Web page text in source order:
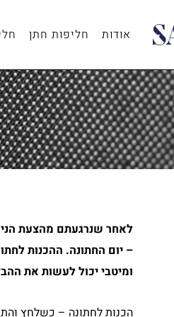
אודות חליפות חתן
לאחר שנרגעתם מהצעת
– יום החתונה. ההכנות
ומיטבי יכול לעשות את
הכנות לחתונה – כשלחץ